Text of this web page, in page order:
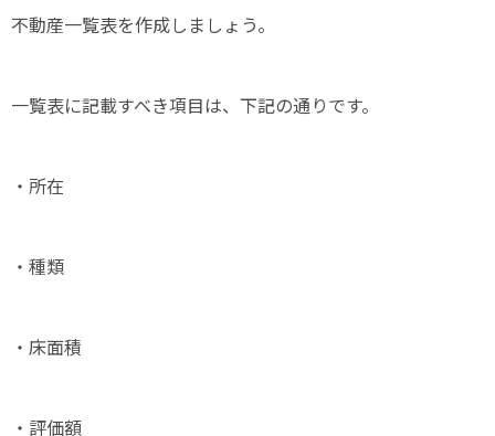
不動産一覧表を作成しましょう。
一覧表に記載すべき項目は、下記の通りです。
・所在
・種類
・床面積
・評価額